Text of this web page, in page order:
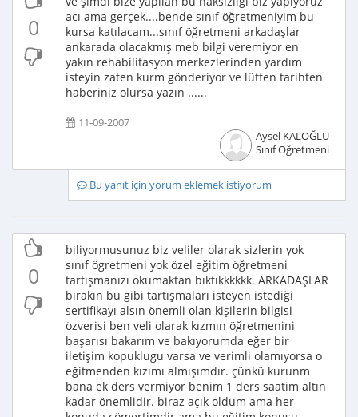
0
acı ama gerçek....bende sınıf öğretmeniyim bu
kursa katılacam...sınıf öğretmeni arkadaşlar
ankarada olacakmış meb bilgi veremiyor en
yakın rehabilitasyon merkezlerinden yardım
isteyin zaten kurm gönderiyor ve lütfen tarihten
haberiniz olursa yazın ......
11-09-2007
Aysel KALOĞLU
Sınıf Öğretmeni
Bu yanıt için yorum eklemek istiyorum
0
biliyormusunuz biz veliler olarak sizlerin yok
sınıf ögretmeni yok özel eğitim öğretmeni
tartışmanızı okumaktan bıktıkkkkkk. ARKADAŞLAR
bırakın bu gibi tartışmaları isteyen istediği
sertifikayı alsın önemli olan kişilerin bilgisi
özverisi ben veli olarak kızmın öğretmenini
başarısı bakarım ve bakıyorumda eğer bir
iletişim kopuklugu varsa ve verimli olamıyorsa o
eğitmenden kızımı almışımdır. çünkü kurunm
bana ek ders vermiyor benim 1 ders saatim altın
kadar önemlidir. biraz açık oldum ama her